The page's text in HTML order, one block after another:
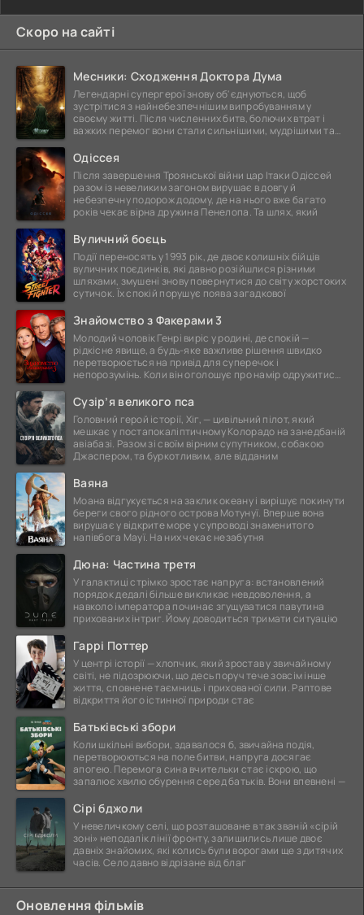
Скоро на сайті
Месники: Сходження Доктора Дума
Легендарні супергерої знову об'єднуються, щоб
зустрітися з найнебезпечнішим випробуванням у
своєму житті. Після численних битв, болючих втрат і
важких перемог вони стали сильнішими, мудрішими та
Одіссея
Після завершення Троянської війни цар Ітаки Одіссей
разом із невеликим загоном вирушає в довгу й
небезпечну подорож додому, де на нього вже багато
років чекає вірна дружина Пенелопа. Та шлях, який
Вуличний боєць
Події переносять у 1993 рік, де двоє колишніх бійців
вуличних поєдинків, які давно розійшлися різними
шляхами, змушені знову повернутися до світу жорстоких
сутичок. Їх спокій порушує поява загадкової
Знайомство з Факерами 3
Молодий чоловік Генрі виріс у родині, де спокій —
рідкісне явище, а будь-яке важливе рішення швидко
перетворюється на привід для суперечок і
непорозумінь. Коли він оголошує про намір одружитися,
Сузір’я великого пса
Головний герой історії, Хіг, — цивільний пілот, який
мешкає у постапокаліптичному Колорадо на занедбаній
авіабазі. Разом зі своїм вірним супутником, собакою
Джаспером, та буркотливим, але відданим
Ваяна
Моана відгукується на заклик океану і вирішує покинути
береги свого рідного острова Мотунуї. Вперше вона
вирушає у відкрите море у супроводі знаменитого
напівбога Мауї. На них чекає незабутня
Дюна: Частина третя
У галактиці стрімко зростає напруга: встановлений
порядок дедалі більше викликає невдоволення, а
навколо імператора починає згущуватися павутина
прихованих інтриг. Йому доводиться тримати ситуацію
Гаррі Поттер
У центрі історії — хлопчик, який зростав у звичайному
світі, не підозрюючи, що десь поруч тече зовсім інше
життя, сповнене таємниць і прихованої сили. Раптове
відкриття його істинної природи стає
Батьківські збори
Коли шкільні вибори, здавалося б, звичайна подія,
перетворюються на поле битви, напруга досягає
апогею. Перемога сина вчительки стає іскрою, що
запалює хвилю обурення серед батьків. Вони впевнені —
Сірі бджоли
У невеличкому селі, що розташоване в так званій «сірій
зоні» неподалік лінії фронту, залишились лише двоє
давніх знайомих, які колись були ворогами ще з дитячих
часів. Село давно відрізане від благ
Оновлення фільмів